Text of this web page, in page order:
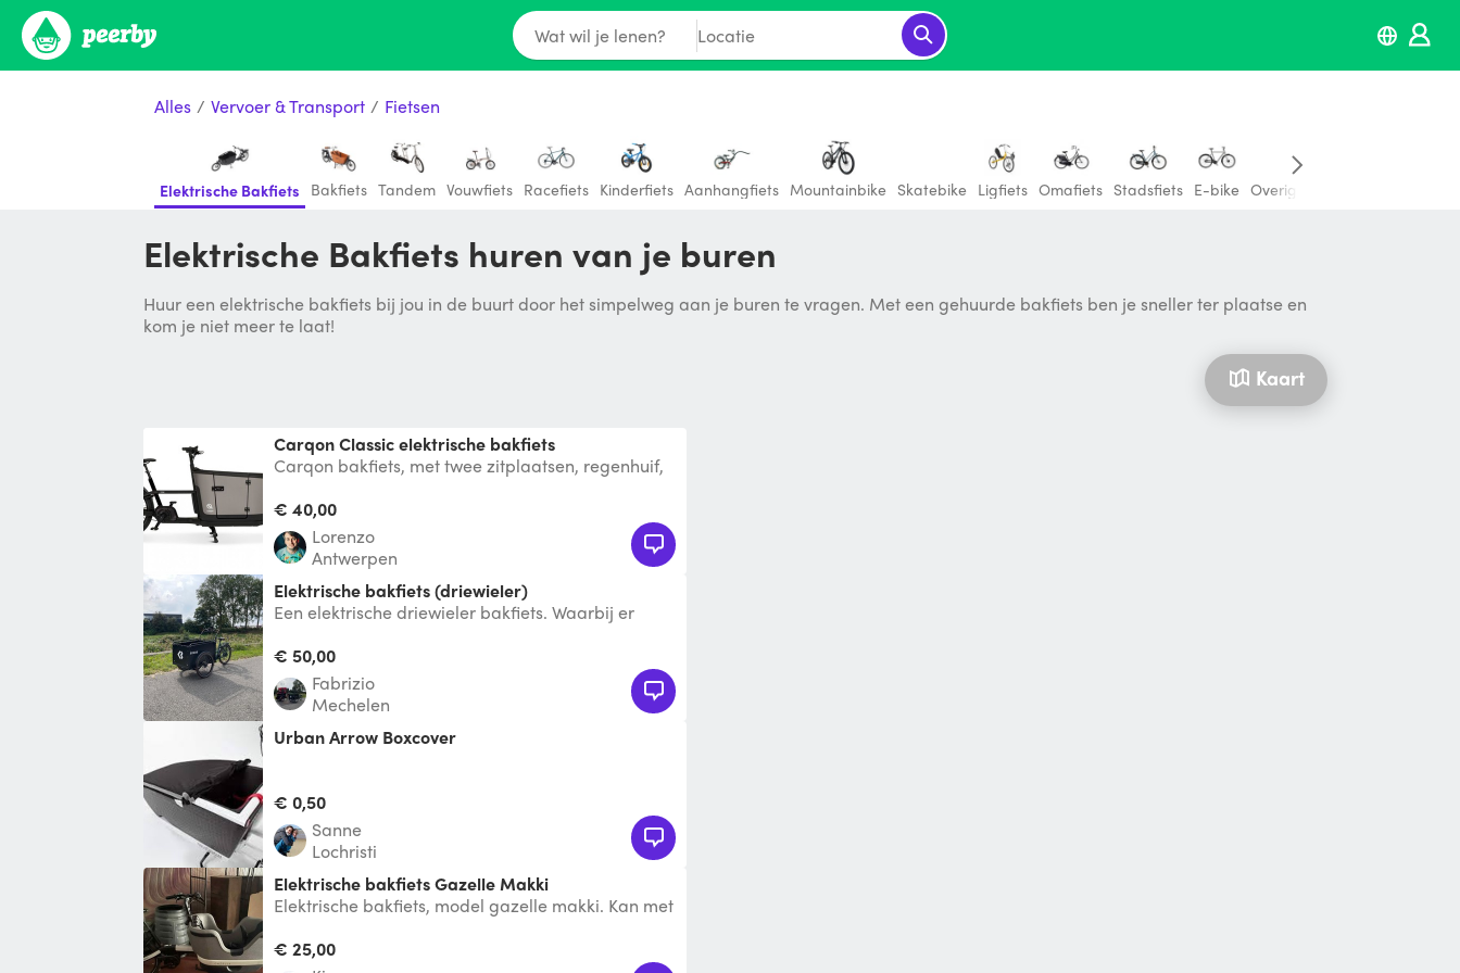
Wat wil je lenen? Locatie
Alles / Vervoer & Transport / Fietsen
Elektrische Bakfiets Bakfiets Tandem Vouwfiets Racefiets Kinderfiets Aanhangfiets Mountainbike Skatebike Ligfiets Omafiets Stadsfiets E-bike Overige fietsen
Elektrische Bakfiets huren van je buren
Huur een elektrische bakfiets bij jou in de buurt door het simpelweg aan je buren te vragen. Met een gehuurde bakfiets ben je sneller ter plaatse en
kom je niet meer te laat!
Kaart
Carqon Classic elektrische bakfiets
Carqon bakfiets, met twee zitplaatsen, regenhuif,
€ 40,00
Lorenzo
Antwerpen
Elektrische bakfiets (driewieler)
Een elektrische driewieler bakfiets. Waarbij er
€ 50,00
Fabrizio
Mechelen
Urban Arrow Boxcover
€ 0,50
Sanne
Lochristi
Elektrische bakfiets Gazelle Makki
Elektrische bakfiets, model gazelle makki. Kan met
€ 25,00